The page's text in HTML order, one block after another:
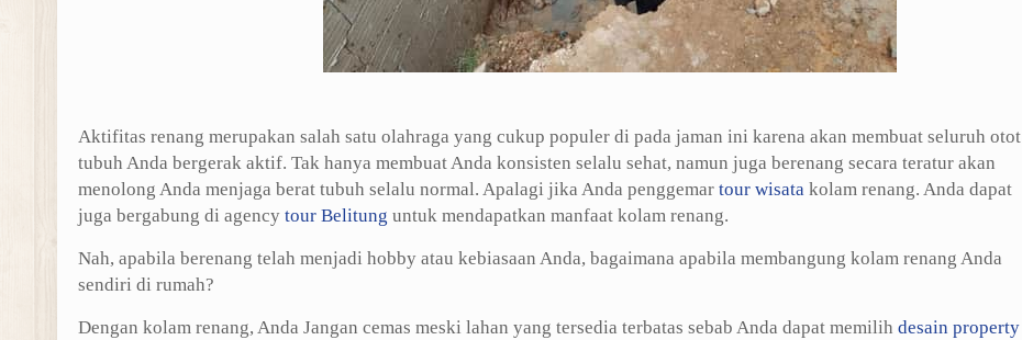
Aktifitas renang merupakan salah satu olahraga yang cukup populer di pada jaman ini karena akan membuat seluruh otot
tubuh Anda bergerak aktif. Tak hanya membuat Anda konsisten selalu sehat, namun juga berenang secara teratur akan
menolong Anda menjaga berat tubuh selalu normal. Apalagi jika Anda penggemar tour wisatakolam renang. Anda dapat
juga bergabung di agency tour Belitung untuk mendapatkan manfaat kolam renang.
Nah, apabila berenang telah menjadi hobby atau kebiasaan Anda, bagaimana apabila membangung kolam renang Anda
sendiri di rumah?
Dengan kolam renang, Anda Jangan cemas meski lahan yang tersedia terbatas sebab Anda dapat memilih desain property